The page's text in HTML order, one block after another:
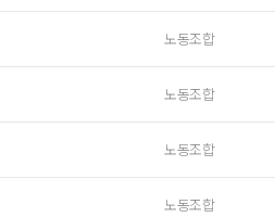
노동조합
노동조합
노동조합
노동조합